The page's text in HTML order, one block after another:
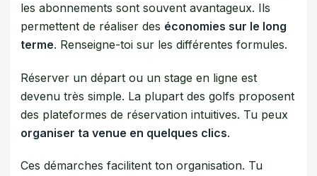
les abonnements sont souvent avantageux. Ils
permettent de réaliser des économies sur le long
terme. Renseigne-toi sur les différentes formules.
Réserver un départ ou un stage en ligne est
devenu très simple. La plupart des golfs proposent
des plateformes de réservation intuitives. Tu peux
organiser ta venue en quelques clics.
Ces démarches facilitent ton organisation. Tu